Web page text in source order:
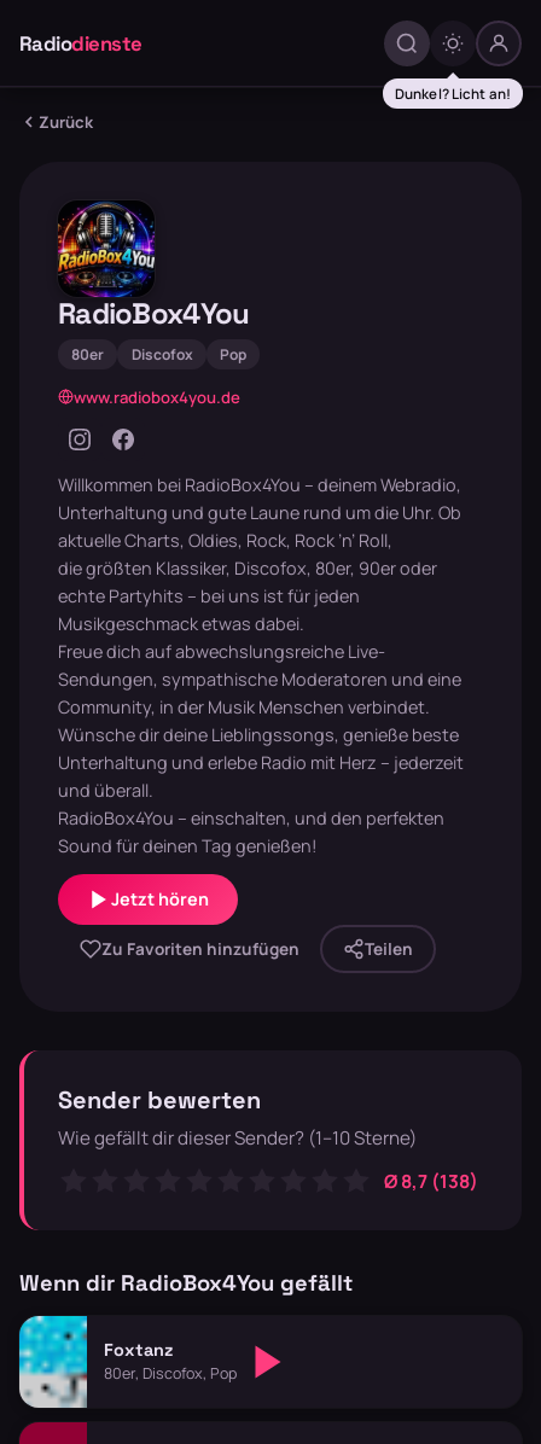
Radiodienste
Dunkel? Licht an!
Zurück
RadioBox4You
80er Discofox Pop
www.radiobox4you.de
Willkommen bei RadioBox4You – deinem Webradio,
Unterhaltung und gute Laune rund um die Uhr. Ob
aktuelle Charts, Oldies, Rock, Rock ’n’ Roll,
die größten Klassiker, Discofox, 80er, 90er oder
echte Partyhits – bei uns ist für jeden
Musikgeschmack etwas dabei.
Freue dich auf abwechslungsreiche Live-
Sendungen, sympathische Moderatoren und eine
Community, in der Musik Menschen verbindet.
Wünsche dir deine Lieblingssongs, genieße beste
Unterhaltung und erlebe Radio mit Herz – jederzeit
und überall.
RadioBox4You – einschalten, und den perfekten
Sound für deinen Tag genießen!
Jetzt hören
Zu Favoriten hinzufügen Teilen
Sender bewerten
Wie gefällt dir dieser Sender? (1–10 Sterne)
Ø 8,7 (138)
Wenn dir RadioBox4You gefällt
Foxtanz
80er, Discofox, Pop